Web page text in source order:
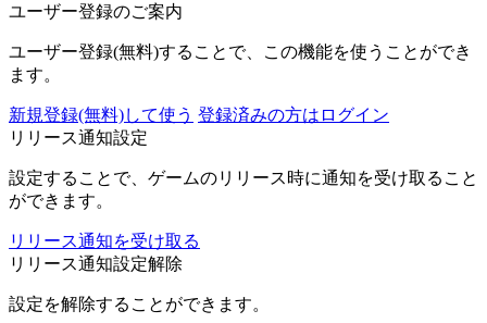
ユーザー登録のご案内
ユーザー登録(無料)することで、この機能を使うことができ
ます。
新規登録(無料)して使う 登録済みの方はログイン
リリース通知設定
設定することで、ゲームのリリース時に通知を受け取ること
ができます。
リリース通知を受け取る
リリース通知設定解除
設定を解除することができます。